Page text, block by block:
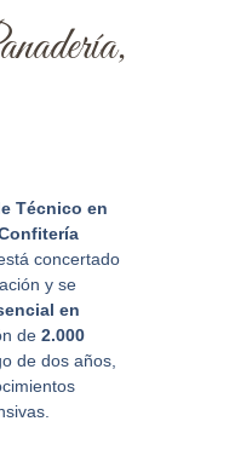
Técnico en
concertado
y se
en
de2.000
de dos años,